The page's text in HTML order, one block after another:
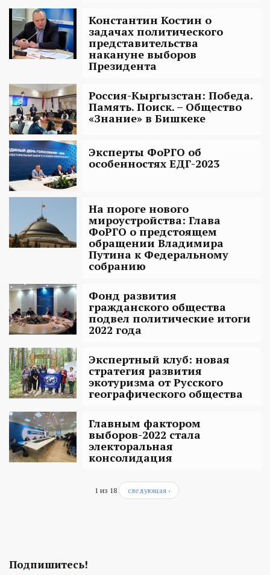
Константин Костин о
задачах политического
представительства
накануне выборов
Президента
Россия-Кыргызстан: Победа.
Память. Поиск. – Общество
«Знание» в Бишкеке
Эксперты ФоРГО об
особенностях ЕДГ-2023
На пороге нового
мироустройства: Глава
ФоРГО о предстоящем
обращении Владимира
Путина к Федеральному
собранию
Фонд развития
гражданского общества
подвел политические итоги
2022 года
Экспертный клуб: новая
стратегия развития
экотуризма от Русского
географического общества
Главным фактором
выборов-2022 стала
электоральная
консолидация
1 из 18 следующая ›
Подпишитесь!